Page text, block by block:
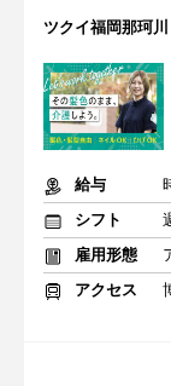
ツクイ福岡那珂川
給与
シフト
雇用形態
アクセス